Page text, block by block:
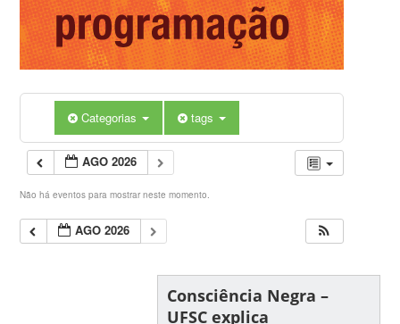
Categorias tags
AGO 2026
Não há eventos para mostrar neste momento.
AGO 2026
Consciência Negra –
UFSC explica